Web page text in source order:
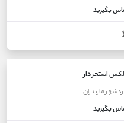
بگیرید
استخر دار
مازندران
بگیرید